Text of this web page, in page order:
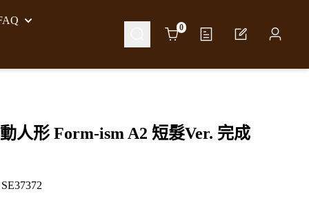
Cart 0
人形 Form-ism A2 短髮Ver. 完成